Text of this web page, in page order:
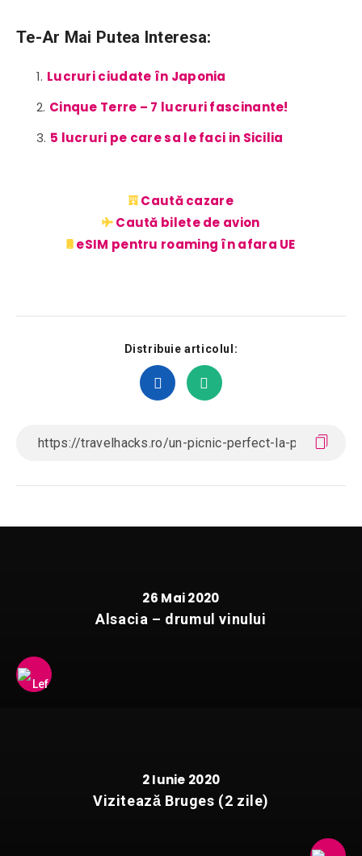
Te-Ar Mai Putea Interesa:
Lucruri ciudate în Japonia
Cinque Terre – 7 lucruri fascinante!
5 lucruri pe care sa le faci in Sicilia
Caută cazare
Caută bilete de avion
eSIM pentru roaming în afara UE
Distribuie articolul:
26 Mai 2020
Alsacia – drumul vinului
2 Iunie 2020
Vizitează Bruges (2 zile)